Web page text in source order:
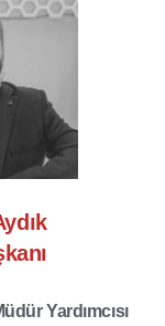
Yardımcısı